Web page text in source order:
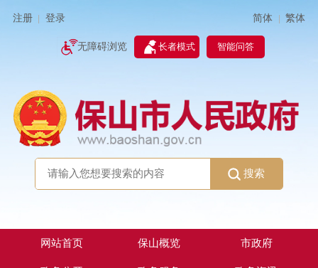
注册 登录 简体 | 繁体
无障碍浏览 长者模式 智能问答
搜索
网站首页 保山概览 市政府